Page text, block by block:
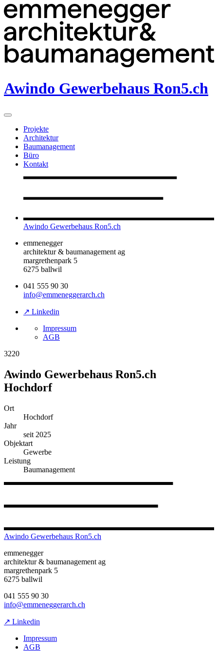
Awindo Gewerbehaus Ron5.ch
Projekte
Architektur
Baumanagement
Büro
Kontakt
Awindo Gewerbehaus Ron5.ch
emmenegger
architektur & baumanagement ag
margrethenpark 5
6275 ballwil
041 555 90 30
info@emmeneggerarch.ch
↗ Linkedin
Impressum
AGB
3220
Awindo Gewerbehaus Ron5.ch
Hochdorf
Ort
Hochdorf
Jahr
seit 2025
Objektart
Gewerbe
Leistung
Baumanagement
Awindo Gewerbehaus Ron5.ch
emmenegger
architektur & baumanagement ag
margrethenpark 5
6275 ballwil
041 555 90 30
info@emmeneggerarch.ch
↗ Linkedin
Impressum
AGB